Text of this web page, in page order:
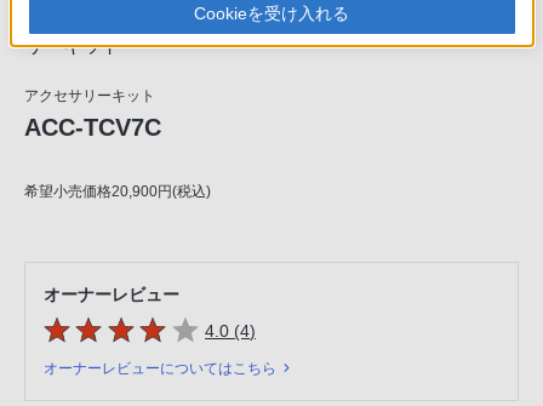
キットで購入するとお得。揃えておくと便利なアクセサ
リーキット
アクセサリーキット
ACC-TCV7C
希望小売価格20,900円(税込)
オーナーレビュー
5つの星のうち
4.0 (4件のレビュー
)
オーナーレビューについてはこちら
Cookieを受け入れる